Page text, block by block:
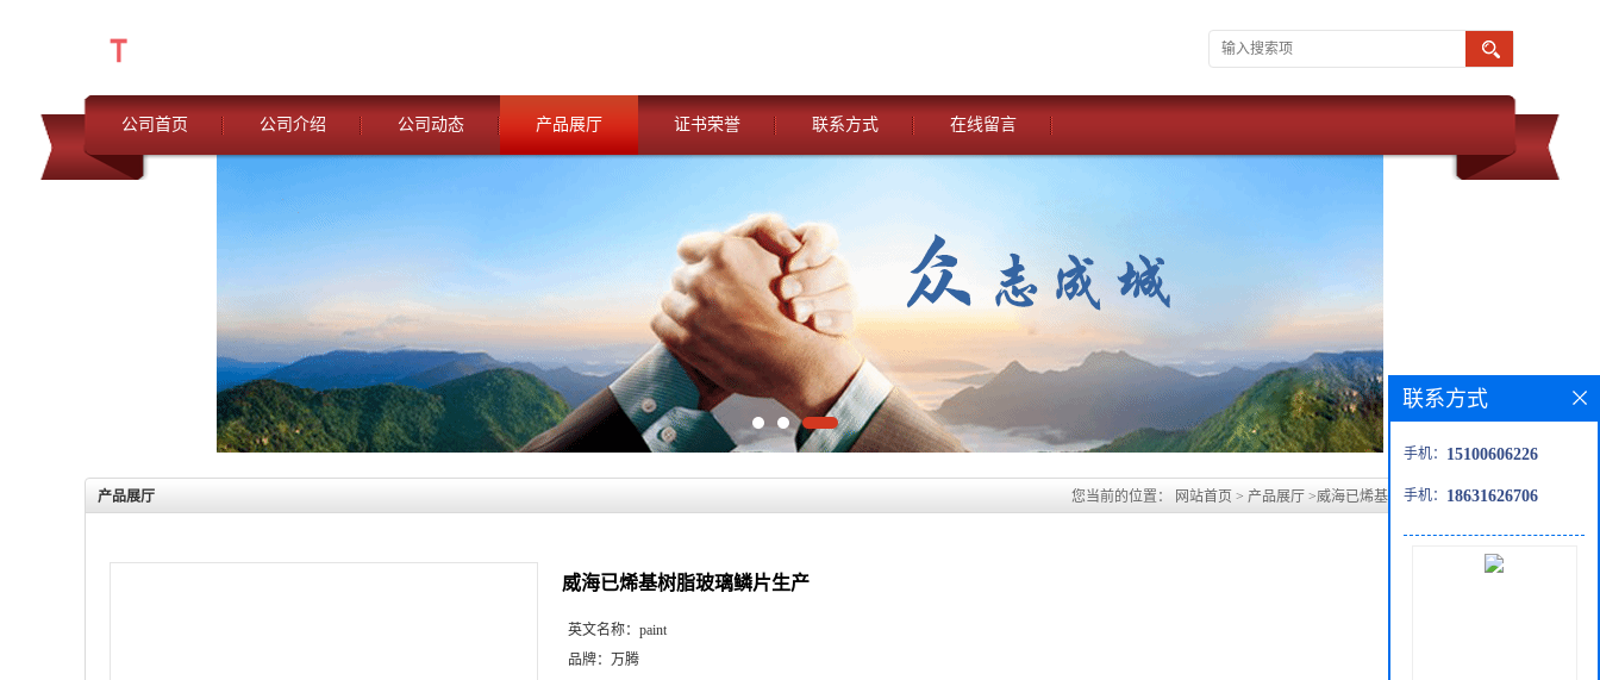
公司首页 公司介绍 公司动态 产品展厅 证书荣誉 联系方式 在线留言
产品展厅 您当前的位置： 网站首页 > 产品展厅 >威海已烯基树脂玻璃鳞片生产
威海已烯基树脂玻璃鳞片生产
英文名称： paint
品牌： 万腾
联系方式
手机： 15100606226
手机： 18631626706